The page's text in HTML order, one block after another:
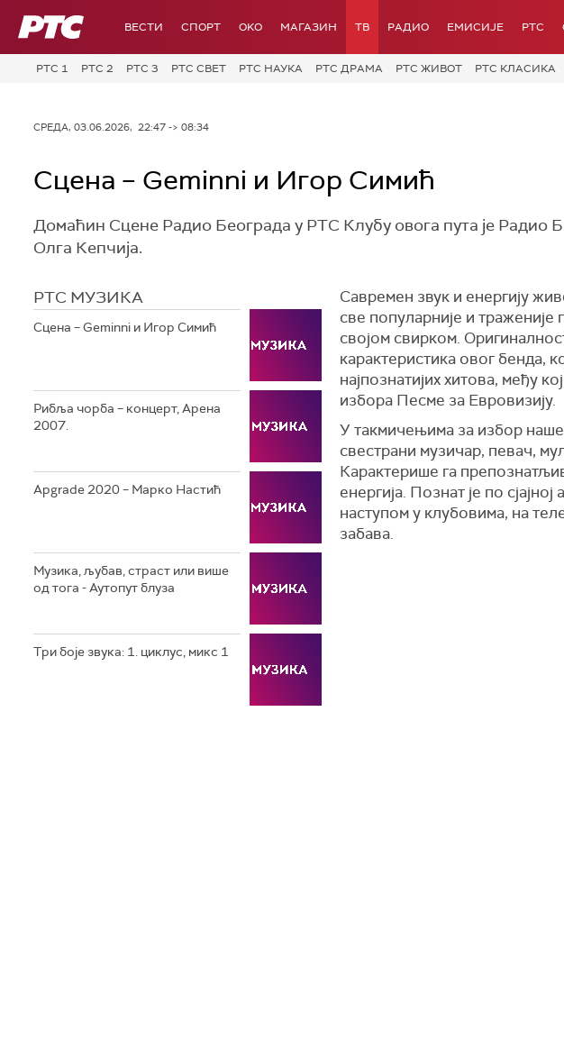
РТС ВЕСТИ СПОРТ OKO МАГАЗИН ТВ РАДИО ЕМИСИЈЕ РТС
РТС 1 РТС 2 РТС 3 РТС СВЕТ РТС НАУКА РТС ДРАМА РТС ЖИВОТ РТС КЛАСИКА
СРЕДА, 03.06.2026, 22:47 -> 08:34
Сцена – Geminni и Игор Симић
Домаћин Сцене Радио Београда у РТС Клубу овога пута је Радио
Олга Кепчија.
РТС МУЗИКА
Сцена – Geminni и Игор Симић
Рибља чорба – концерт, Арена
2007.
Apgrade 2020 – Марко Настић
Музика, љубав, страст или више
од тога - Аутопут блуза
Три боје звука: 1. циклус, микс 1
Савремен звук и енергију
све популарније и
својом свирком.
карактеристика овог бенда,
најпознатијих хитова, међу
избора Песме за Евровизију.
У такмичењима за избор
свестрани музичар, певач,
Карактерише га
енергија. Познат је по
наступом у клубовима, на
забава.